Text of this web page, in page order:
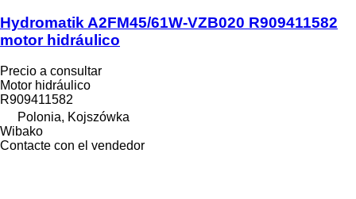
Hydromatik A2FM45/61W-VZB020 R909411582
motor hidráulico
Precio a consultar
Motor hidráulico
R909411582
Polonia, Kojszówka
Wibako
Contacte con el vendedor